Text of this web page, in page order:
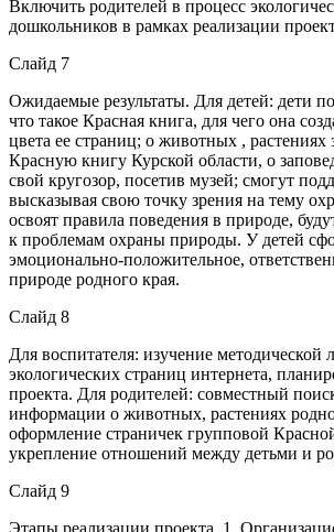
Включить родителей в процесс
дошкольников в рамках реализации
Слайд 7
Ожидаемые результаты. Для детей: дети
что такое Красная книга, для чего она
цвета ее страниц; о животных , растениях
Красную книгу Курской области, о
свой кругозор, посетив музей; смогут
высказывая свою точку зрения на тему
освоят правила поведения в природе,
к проблемам охраны природы. У детей
эмоционально-положительное,
природе родного края.
Слайд 8
Для воспитателя: изучение методической
экологических страниц интернета,
проекта. Для родителей: совместный
информации о животных, растениях
оформление страничек групповой
укрепление отношений между детьми и
Слайд 9
Этапы реализации проекта. 1.